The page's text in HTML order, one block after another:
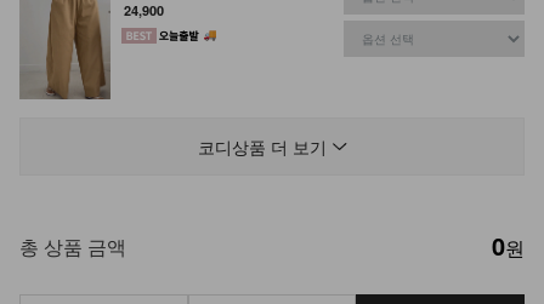
24,900
DM61-T-07/위너 볼륨 업 패드 나시
_HR
코디상품 더 보기
총 상품 금액 0원